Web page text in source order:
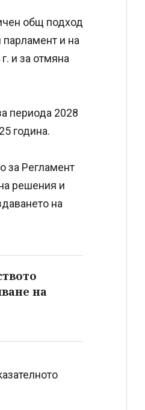
общ подход
и на
и за отмяна
периода 2028
година.
за Регламент
решения и
на
на